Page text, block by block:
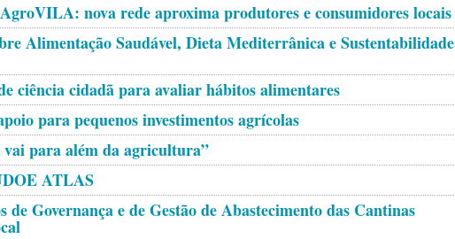
nova rede aproxima produtores e consumidores locais
Alimentação Saudável, Dieta Mediterrânica e Sustentabilidade
ciência cidadã para avaliar hábitos alimentares
para pequenos investimentos agrícolas
para além da agricultura”
ATLAS
de Governança e de Gestão de Abastecimento das Cantinas